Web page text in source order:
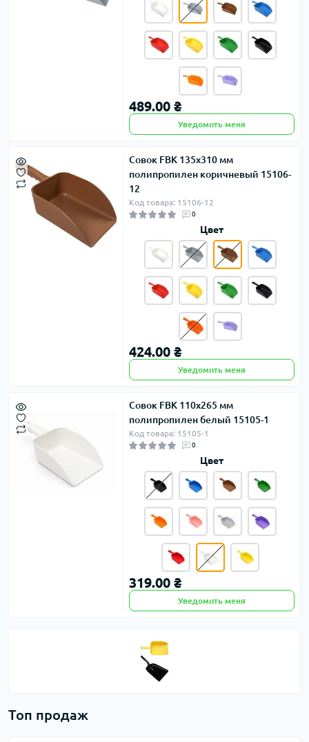
489.00 ₴
Уведомить меня
Совок FBK 135х310 мм
полипропилен коричневый 15106-
12
Код товара: 15106-12
0
Цвет
424.00 ₴
Уведомить меня
Совок FBK 110х265 мм
полипропилен белый 15105-1
Код товара: 15105-1
0
Цвет
319.00 ₴
Уведомить меня
Топ продаж